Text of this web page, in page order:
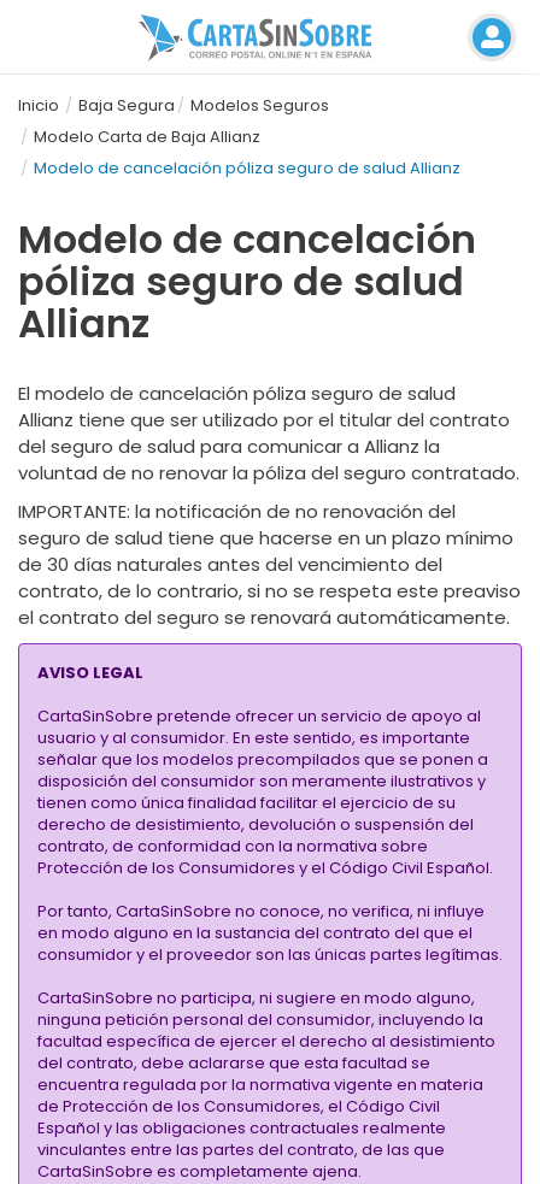
Inicio Baja Segura
Modelos Seguros
Modelo Carta de Baja Allianz
Modelo de cancelación póliza seguro de salud Allianz
Modelo de cancelación
póliza seguro de salud
Allianz
El modelo de cancelación póliza seguro de salud
Allianz tiene que ser utilizado por el titular del contrato
del seguro de salud para comunicar a Allianz la
voluntad de no renovar la póliza del seguro contratado.
IMPORTANTE: la notificación de no renovación del
seguro de salud tiene que hacerse en un plazo mínimo
de 30 días naturales antes del vencimiento del
contrato, de lo contrario, si no se respeta este preaviso
el contrato del seguro se renovará automáticamente.
AVISO LEGAL
CartaSinSobre pretende ofrecer un servicio de apoyo al
usuario y al consumidor. En este sentido, es importante
señalar que los modelos precompilados que se ponen a
disposición del consumidor son meramente ilustrativos y
tienen como única finalidad facilitar el ejercicio de su
derecho de desistimiento, devolución o suspensión del
contrato, de conformidad con la normativa sobre
Protección de los Consumidores y el Código Civil Español.
Por tanto, CartaSinSobre no conoce, no verifica, ni influye
en modo alguno en la sustancia del contrato del que el
consumidor y el proveedor son las únicas partes legítimas.
CartaSinSobre no participa, ni sugiere en modo alguno,
ninguna petición personal del consumidor, incluyendo la
facultad específica de ejercer el derecho al desistimiento
del contrato, debe aclararse que esta facultad se
encuentra regulada por la normativa vigente en materia
de Protección de los Consumidores, el Código Civil
Español y las obligaciones contractuales realmente
vinculantes entre las partes del contrato, de las que
CartaSinSobre es completamente ajena.